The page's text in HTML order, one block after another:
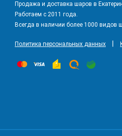
Продажа и доставка шаров в
Работаем с 2011 года.
Всегда в наличии более 1000 видов
Политика персональных данных